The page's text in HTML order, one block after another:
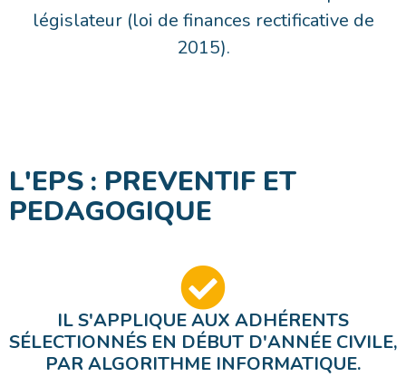
législateur (loi de finances rectificative de
2015).
L'EPS : PREVENTIF ET
PEDAGOGIQUE
IL S'APPLIQUE AUX ADHÉRENTS
SÉLECTIONNÉS EN DÉBUT D'ANNÉE CIVILE,
PAR ALGORITHME INFORMATIQUE.